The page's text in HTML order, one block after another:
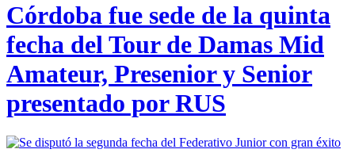
Córdoba fue sede de la quinta
fecha del Tour de Damas Mid
Amateur, Presenior y Senior
presentado por RUS